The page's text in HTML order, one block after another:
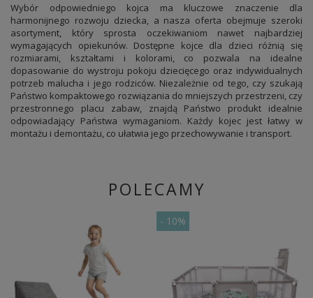
Wybór odpowiedniego kojca ma kluczowe znaczenie dla
harmonijnego rozwoju dziecka, a nasza oferta obejmuje szeroki
asortyment, który sprosta oczekiwaniom nawet najbardziej
wymagających opiekunów. Dostępne kojce dla dzieci różnią się
rozmiarami, kształtami i kolorami, co pozwala na idealne
dopasowanie do wystroju pokoju dziecięcego oraz indywidualnych
potrzeb malucha i jego rodziców. Niezależnie od tego, czy szukają
Państwo kompaktowego rozwiązania do mniejszych przestrzeni, czy
przestronnego placu zabaw, znajdą Państwo produkt idealnie
odpowiadający Państwa wymaganiom. Każdy kojec jest łatwy w
montażu i demontażu, co ułatwia jego przechowywanie i transport.
POLECAMY
- 10%